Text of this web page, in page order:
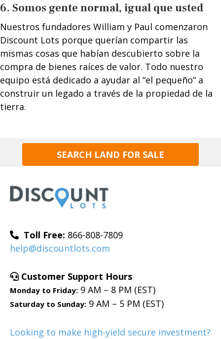
6. Somos gente normal, igual que usted
Nuestros fundadores William y Paul comenzaron
Discount Lots porque querían compartir las
mismas cosas que habían descubierto sobre la
compra de bienes raíces de valor. Todo nuestro
equipo está dedicado a ayudar al “el pequeño” a
construir un legado a través de la propiedad de la
tierra.
SEARCH LAND FOR SALE
Toll Free: 866-808-7809
help@discountlots.com
Customer Support Hours
Monday to Friday: 9 AM – 8 PM (EST)
Saturday to Sunday: 9 AM – 5 PM (EST)
Looking to make high-yield secure investment?